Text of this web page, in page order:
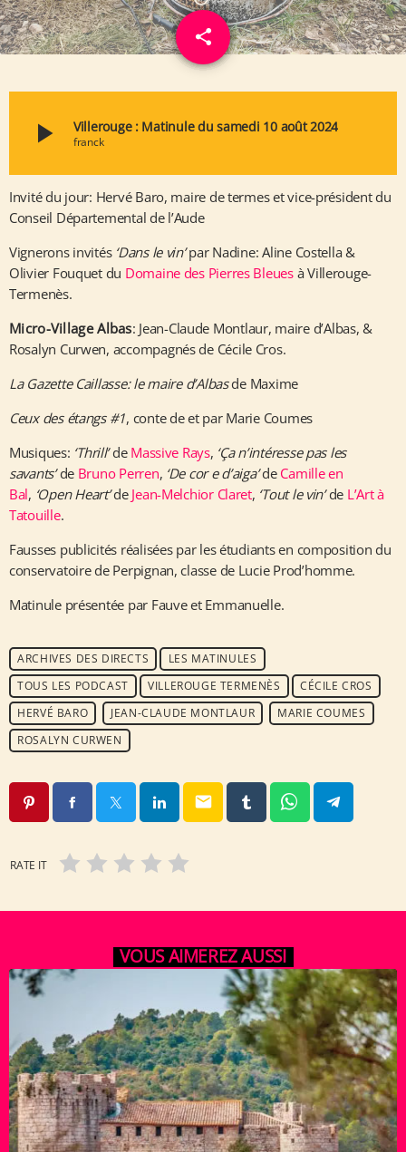
share
email
play_arrow Villerouge : Matinule du samedi 10 août 2024
franck
Invité du jour: Hervé Baro, maire de termes et vice-président du
Conseil Départemental de l’Aude
Vignerons invités ‘Dans le vin’par Nadine: Aline Costella &
Olivier Fouquet du Domaine des Pierres Bleuesà Villerouge-
Termenès.
Micro-Village Albas: Jean-Claude Montlaur, maire d’Albas, &
Rosalyn Curwen, accompagnés de Cécile Cros.
La Gazette Caillasse: le maire d’Albasde Maxime
Ceux des étangs #1, conte de et par Marie Coumes
Musiques: ‘Thrill’de Massive Rays, ‘Ça n’intéresse pas les
savants’de Bruno Perren, ‘De cor e d’aiga’de Camille en
Bal, ‘Open Heart’de Jean-Melchior Claret, ‘Tout le vin’de L’Art à
Tatouille.
Fausses publicités réalisées par les étudiants en composition du
conservatoire de Perpignan, classe de Lucie Prod’homme.
Matinule présentée par Fauve et Emmanuelle.
ARCHIVES DES DIRECTS
LES MATINULES
TOUS LES PODCAST
VILLEROUGE TERMENÈS
CÉCILE CROS
HERVÉ BARO
JEAN-CLAUDE MONTLAUR
MARIE COUMES
ROSALYN CURWEN
email
RATE IT
VOUS AIMEREZ AUSSI